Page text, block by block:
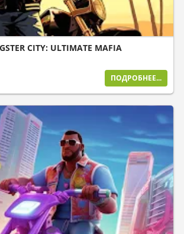
CITY: ULTIMATE MAFIA
ПОДРОБНЕЕ...